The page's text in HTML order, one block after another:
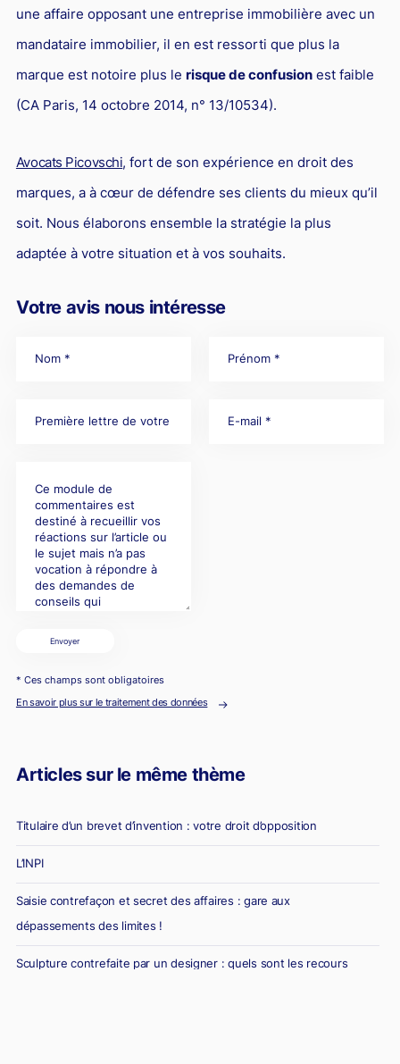
une affaire opposant une entreprise immobilière avec un
mandataire immobilier, il en est ressorti que plus la
marque est notoire plus le risque de confusionest faible
(CA Paris, 14 octobre 2014, n° 13/10534).
Avocats Picovschi, fort de son expérience en droit des
marques, a à cœur de défendre ses clients du mieux qu’il
soit. Nous élaborons ensemble la stratégie la plus
adaptée à votre situation et à vos souhaits.
Votre avis nous intéresse
Envoyer
* Ces champs sont obligatoires
En savoir plus sur le traitement des données
Articles sur le même thème
Titulaire d’un brevet d’invention : votre droit d’opposition
L’INPI
Saisie contrefaçon et secret des affaires : gare aux
dépassements des limites !
Sculpture contrefaite par un designer : quels sont les recours